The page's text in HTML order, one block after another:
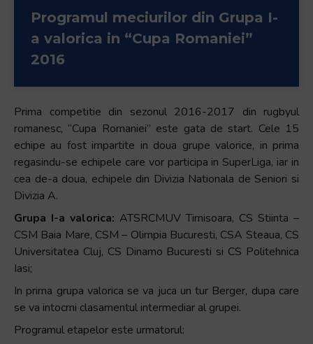
shortcut
screen
reader
help
you
navigate
and
interact
with
the
Programul meciurilor din Grupa I-
a valorica in “Cupa Romaniei”
2016
Prima competitie din sezonul 2016-2017 din rugbyul
romanesc, “Cupa Romaniei” este gata de start. Cele 15
echipe au fost impartite in doua grupe valorice, in prima
regasindu-se echipele care vor participa in SuperLiga, iar in
cea de-a doua, echipele din Divizia Nationala de Seniori si
Divizia A.
Grupa I-a valorica: ATSRCMUV Timisoara, CS Stiinta –
CSM Baia Mare, CSM – Olimpia Bucuresti, CSA Steaua, CS
Universitatea Cluj, CS Dinamo Bucuresti si CS Politehnica
Iasi;
In prima grupa valorica se va juca un tur Berger, dupa care
se va intocmi clasamentul intermediar al grupei.
Programul etapelor este urmatorul: